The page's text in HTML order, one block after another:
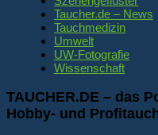
Taucher.de – News
Tauchmedizin
Umwelt
UW-Fotografie
Wissenschaft
TAUCHER.DE – das
Hobby- und